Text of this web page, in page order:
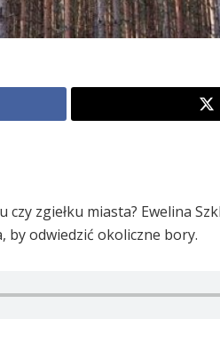
zgiełku miasta? Ewelina
by odwiedzić okoliczne bory.